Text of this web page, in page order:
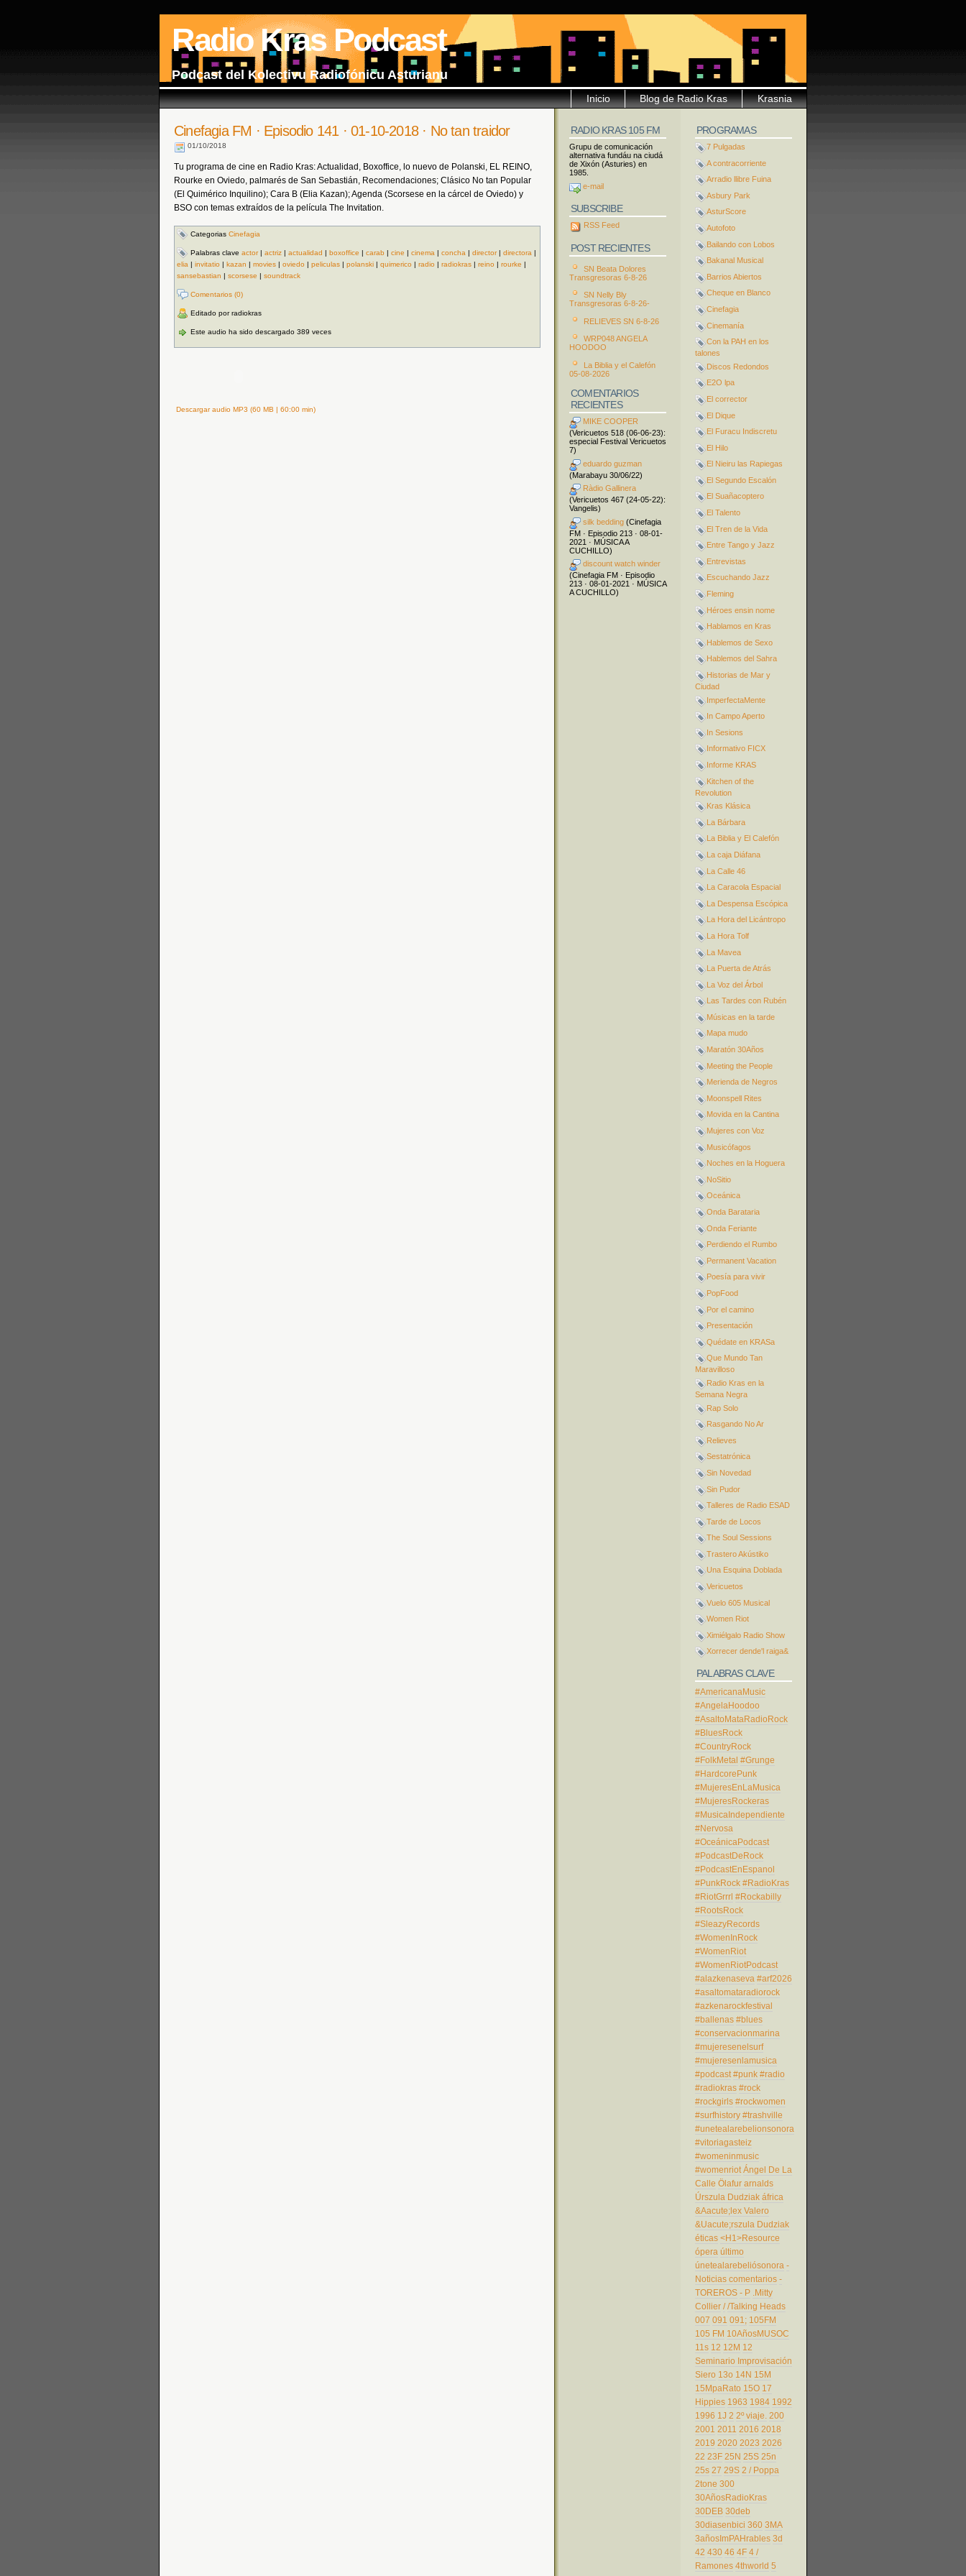
Radio Kras Podcast
Podcast del Kolectivu Radiofónicu Asturianu
Krasnia
Blog de Radio Kras
Inicio
Cinefagia FM · Episodio 141 · 01-10-2018 · No tan traidor
01/10/2018
Tu programa de cine en Radio Kras: Actualidad, Boxoffice, lo nuevo de Polanski, EL REINO,
Rourke en Oviedo, palmarés de San Sebastián, Recomendaciones; Clásico No tan Popular
(El Quimérico Inquilino); Cara B (Elia Kazan); Agenda (Scorsese en la cárcel de Oviedo) y
BSO con temas extraídos de la película The Invitation.
Categorias Cinefagia
Palabras clave actor| actriz | actualidad | boxoffice | carab | cine | cinema | concha | director| directora |
elia | invitatio | kazan | movies | oviedo | peliculas | polanski | quimerico | radio | radiokras | reino | rourke |
sansebastian | scorsese | soundtrack
Comentarios (0)
Editado por radiokras
Este audio ha sido descargado 389 veces
Descargar audio MP3 (60 MB | 60:00 min)
PROGRAMAS
7 Pulgadas
A contracorriente
Arradio llibre Fuina
Asbury Park
AsturScore
Autofoto
Bailando con Lobos
Bakanal Musical
Barrios Abiertos
Cheque en Blanco
Cinefagia
Cinemanía
Con la PAH en los
talones
Discos Redondos
E2O lpa
El corrector
El Dique
El Furacu Indiscretu
El Hilo
El Nieiru las Rapiegas
El Segundo Escalón
El Suañacoptero
El Talento
El Tren de la Vida
Entre Tango y Jazz
Entrevistas
Escuchando Jazz
Fleming
Héroes ensin nome
Hablamos en Kras
Hablemos de Sexo
Hablemos del Sahra
Historias de Mar y
Ciudad
ImperfectaMente
In Campo Aperto
In Sesions
Informativo FICX
Informe KRAS
Kitchen of the
Revolution
Kras Klásica
La Bárbara
La Biblia y El Calefón
La caja Diáfana
La Calle 46
La Caracola Espacial
La Despensa Escópica
La Hora del Licántropo
La Hora Tolf
La Mavea
La Puerta de Atrás
La Voz del Árbol
Las Tardes con Rubén
Músicas en la tarde
Mapa mudo
Maratón 30Años
Meeting the People
Merienda de Negros
Moonspell Rites
Movida en la Cantina
Mujeres con Voz
Musicófagos
Noches en la Hoguera
NoSitio
Oceánica
Onda Barataria
Onda Feriante
Perdiendo el Rumbo
Permanent Vacation
Poesía para vivir
PopFood
Por el camino
Presentación
Quédate en KRASa
Que Mundo Tan
Maravilloso
Radio Kras en la
Semana Negra
Rap Solo
Rasgando No Ar
Relieves
Sestatrónica
Sin Novedad
Sin Pudor
Talleres de Radio ESAD
Tarde de Locos
The Soul Sessions
Trastero Akústiko
Una Esquina Doblada
Vericuetos
Vuelo 605 Musical
Women Riot
Ximiélgalo Radio Show
Xorrecer dende'l raiga&
PALABRAS CLAVE
#AmericanaMusic
#AngelaHoodoo
#AsaltoMataRadioRock
#BluesRock
#CountryRock
#FolkMetal #Grunge
#HardcorePunk
#MujeresEnLaMusica
#MujeresRockeras
#MusicaIndependiente
#Nervosa
#OceánicaPodcast
#PodcastDeRock
#PodcastEnEspanol
#PunkRock #RadioKras
#RiotGrrrl #Rockabilly
#RootsRock
#SleazyRecords
#WomenInRock
#WomenRiot
#WomenRiotPodcast
#alazkenaseva #arf2026
#asaltomataradiorock
#azkenarockfestival
#ballenas #blues
#conservacionmarina
#mujeresenelsurf
#mujeresenlamusica
#podcast #punk #radio
#radiokras #rock
#rockgirls #rockwomen
#surfhistory #trashville
#unetealarebelionsonora
#vitoriagasteiz
#womeninmusic
#womenriot Ángel De La
Calle Ölafur arnalds
Úrszula Dudziak áfrica
&Aacute;lex Valero
&Uacute;rszula Dudziak
éticas <H1>Resource
ópera último
únetealarebeliósonora -
Noticias comentarios -
TOREROS - P .Mitty
Collier / /Talking Heads
007 091 091; 105FM
105 FM 10AñosMUSOC
11s 12 12M 12
Seminario Improvisación
Siero 13o 14N 15M
15MpaRato 15O 17
Hippies 1963 1984 1992
1996 1J 2 2º viaje. 200
2001 2011 2016 2018
2019 2020 2023 2026
22 23F 25N 25S 25n
25s 27 29S 2 / Poppa
2tone 300
30AñosRadioKras
30DEB 30deb
30diasenbici 360 3MA
3añosImPAHrables 3d
42 430 46 4F 4 /
Ramones 4thworld 5
RADIO KRAS 105 FM
Grupu de comunicación
alternativa fundáu na ciudá
de Xixón (Asturies) en
1985.
e-mail
SUBSCRIBE
RSS Feed
POST RECIENTES
SN Beata Dolores
Transgresoras 6-8-26
SN Nelly Bly
Transgresoras 6-8-26-
RELIEVES SN 6-8-26
WRP048 ANGELA
HOODOO
La Biblia y el Calefón
05-08-2026
COMENTARIOS
RECIENTES
MIKE COOPER
(Vericuetos 518 (06-06-23):
especial Festival Vericuetos
7)
eduardo guzman
(Marabayu 30/06/22)
Ràdio Gallinera
(Vericuetos 467 (24-05-22):
Vangelis)
silk bedding (Cinefagia
FM · Episodio 213 · 08-01-
2021 · MÚSICA A
CUCHILLO)
discount watch winder
(Cinefagia FM · Episodio
213 · 08-01-2021 · MÚSICA
A CUCHILLO)